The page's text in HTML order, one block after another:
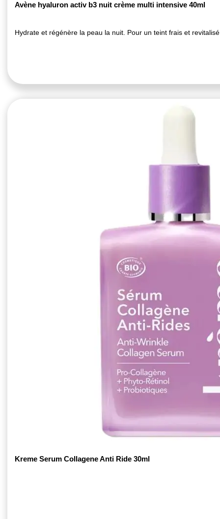
Avène hyaluron activ b3 nuit crème multi intensive 40ml
Hydrate et régénère la peau la nuit. Pour un teint frais et
Kreme Serum Collagene Anti Ride 30ml